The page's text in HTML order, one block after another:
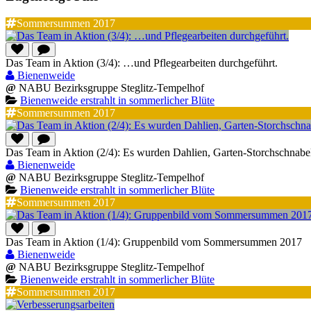
Sommersummen 2017
Das Team in Aktion (3/4): …und Pflegearbeiten durchgeführt.
Bienenweide
@ NABU Bezirksgruppe Steglitz-Tempelhof
Bienenweide erstrahlt in sommerlicher Blüte
Sommersummen 2017
Das Team in Aktion (2/4): Es wurden Dahlien, Garten-
Bienenweide
@ NABU Bezirksgruppe Steglitz-Tempelhof
Bienenweide erstrahlt in sommerlicher Blüte
Sommersummen 2017
Das Team in Aktion (1/4): Gruppenbild vom Sommersummen 2017
Bienenweide
@ NABU Bezirksgruppe Steglitz-Tempelhof
Bienenweide erstrahlt in sommerlicher Blüte
Sommersummen 2017